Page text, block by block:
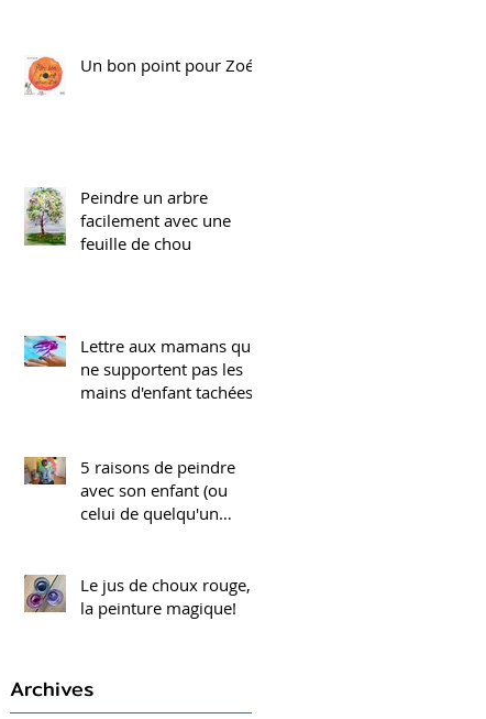
Un bon point pour Zoé!
Peindre un arbre
facilement avec une
feuille de chou
Lettre aux mamans qui
ne supportent pas les
mains d'enfant tachées
5 raisons de peindre
avec son enfant (ou
celui de quelqu'un
Le jus de choux rouge,
la peinture magique!
Archives